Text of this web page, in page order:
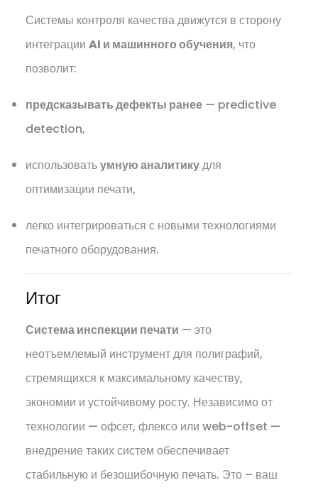
Системы контроля качества движутся в сторону
интеграции AI и машинного обучения, что
позволит:
предсказывать дефекты ранее— predictive
detection,
использоватьумную аналитикудля
оптимизации печати,
легко интегрироваться с новыми технологиями
печатного оборудования.
Итог
Система инспекции печати — это
неотъемлемый инструмент для полиграфий,
стремящихся к максимальному качеству,
экономии и устойчивому росту. Независимо от
технологии — офсет, флексо или web-offset —
внедрение таких систем обеспечивает
стабильную и безошибочную печать. Это – ваш